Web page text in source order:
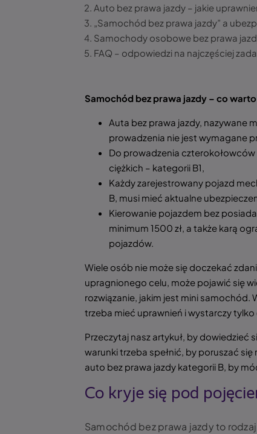
Auto bez prawa jazdy – jakie
„Samochód bez prawa jazdy” a
Samochody osobowe bez prawa
FAQ – odpowiedzi na najczęściej
Samochód bez prawa jazdy – co
Auta bez prawa jazdy, nazywane
prowadzenia nie jest wymagane
Do prowadzenia
ciężkich – kategorii B1,
Każdy zarejestrowany pojazd
B, musi mieć aktualne
Kierowanie pojazdem bez
minimum 1500 zł, a także karą
pojazdów.
Wiele osób nie może się doczekać
upragnionego celu, może pojawić się
rozwiązanie, jakim jest mini
trzeba mieć uprawnień i wystarczy
Przeczytaj nasz artykuł, by dowiedzieć
warunki trzeba spełnić, by poruszać
auto bez prawa jazdy kategorii B, by
Co kryje się pod
Samochód bez prawa jazdy to